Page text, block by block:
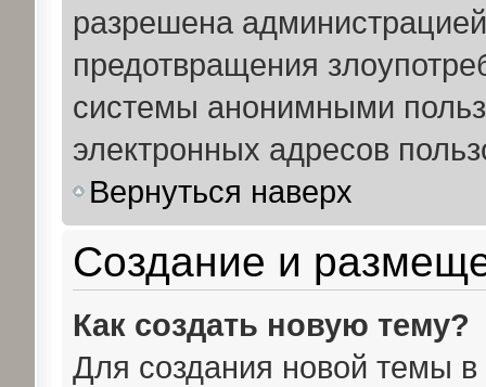
разрешена
предотвращения
системы анонимными
электронных адресов
Вернуться наверх
Создание и
Как создать новую тему?
Для создания новой темы